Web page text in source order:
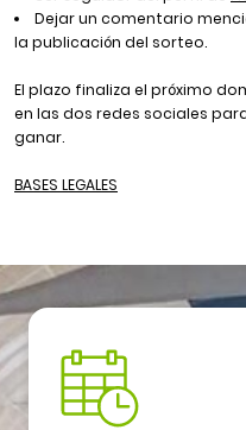
Dejar un comentario
la publicación del sorteo.
El plazo finaliza el próximo
en las dos redes sociales
ganar.
BASES LEGALES